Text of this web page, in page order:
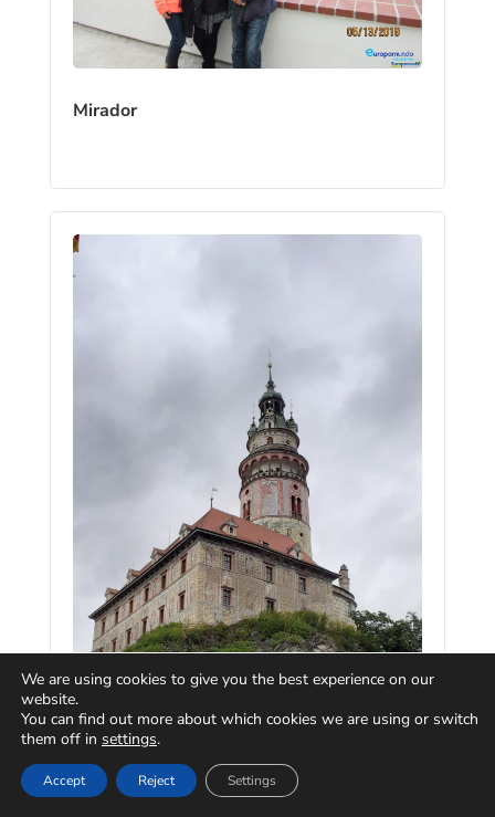
Mirador
We are using cookies to give you the best experience on our
website.
You can find out more about which cookies we are using or switch
them off in settings.
Accept Reject Settings